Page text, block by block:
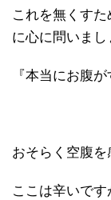
これを無くす
に心に問いまし
『本当にお腹
おそらく空腹
ここは辛いで